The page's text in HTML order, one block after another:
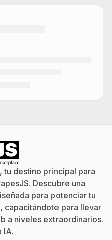
tu destino principal para
Descubre una
para potenciar tu
capacitándote para llevar
a niveles extraordinarios.
IA.